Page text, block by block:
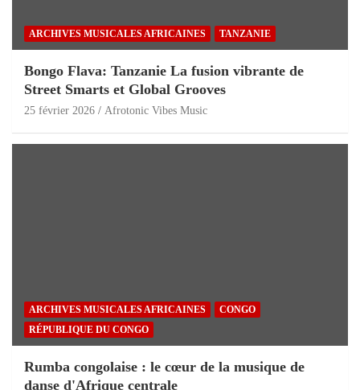
ARCHIVES MUSICALES AFRICAINES TANZANIE
Bongo Flava: Tanzanie La fusion vibrante de
Street Smarts et Global Grooves
25 février 2026 Afrotonic Vibes Music
ARCHIVES MUSICALES AFRICAINES
CONGO
RÉPUBLIQUE DU CONGO
Rumba congolaise : le cœur de la musique de
danse d'Afrique centrale